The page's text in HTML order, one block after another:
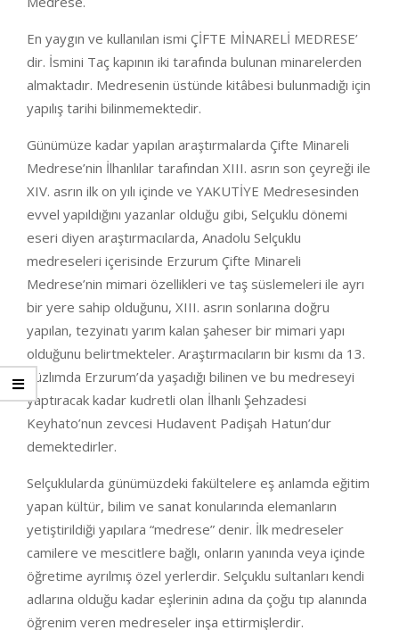
En yaygın ve kullanılan ismi ÇİFTE MİNARELİ MEDRESE’
dir. İsmini Taç kapının iki tarafında bulunan minarelerden
almaktadır. Medresenin üstünde kitâbesi bulunmadığı için
yapılış tarihi bilinmemektedir.
Günümüze kadar yapılan araştırmalarda Çifte Minareli
Medrese’nin İlhanlılar tarafından XIII. asrın son çeyreği ile
XIV. asrın ilk on yılı içinde ve YAKUTİYE Medresesinden
evvel yapıldığını yazanlar olduğu gibi, Selçuklu dönemi
eseri diyen araştırmacılarda, Anadolu Selçuklu
medreseleri içerisinde Erzurum Çifte Minareli
Medrese’nin mimari özellikleri ve taş süslemeleri ile ayrı
bir yere sahip olduğunu, XIII. asrın sonlarına doğru
yapılan, tezyinatı yarım kalan şaheser bir mimari yapı
olduğunu belirtmekteler. Araştırmacıların bir kısmı da 13.
Yüzlımda Erzurum’da yaşadığı bilinen ve bu medreseyi
yaptıracak kadar kudretli olan İlhanlı Şehzadesi
Keyhato’nun zevcesi Hudavent Padişah Hatun’dur
demektedirler.
Selçuklularda günümüzdeki fakültelere eş anlamda eğitim
yapan kültür, bilim ve sanat konularında elemanların
yetiştirildiği yapılara “medrese” denir. İlk medreseler
camilere ve mescitlere bağlı, onların yanında veya içinde
öğretime ayrılmış özel yerlerdir. Selçuklu sultanları kendi
adlarına olduğu kadar eşlerinin adına da çoğu tıp alanında
öğrenim veren medreseler inşa ettirmişlerdir.